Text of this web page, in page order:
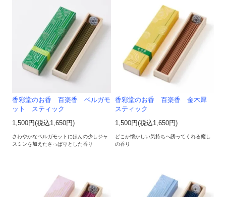
香彩堂のお香 百楽香 ベルガモ
ット スティック
1,500円(税込1,650円)
さわやかなベルガモットにほんの少しジャ
スミンを加えたさっぱりとした香り
香彩堂のお香 百楽香 金木犀
スティック
1,500円(税込1,650円)
どこか懐かしい気持ちへ誘ってくれる癒し
の香り